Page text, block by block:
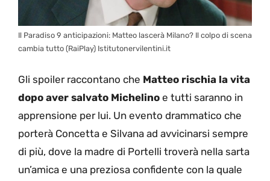
Il Paradiso 9 anticipazioni: Matteo lascerà Milano? Il colpo di scena
cambia tutto (RaiPlay) Istitutonervilentini.it
Gli spoiler raccontano che Matteo rischia la vita
dopo aver salvato Michelino e tutti saranno in
apprensione per lui. Un evento drammatico che
porterà Concetta e Silvana ad avvicinarsi sempre
di più, dove la madre di Portelli troverà nella sarta
un’amica e una preziosa confidente con la quale